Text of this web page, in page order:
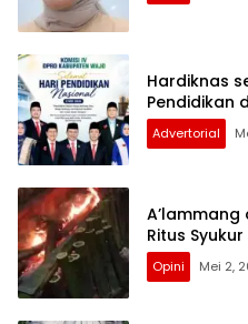
Hardiknas
Pendidikan
Advertorial
Ritus
Opini Mei 2,